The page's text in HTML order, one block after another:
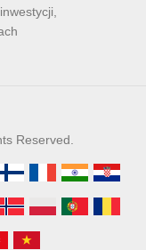
Reserved.